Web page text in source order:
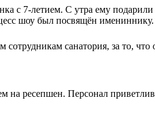
с 7-летием. С утра ему
шоу был посвящён имениннику.
санатория, за то,
ресепшен. Персонал